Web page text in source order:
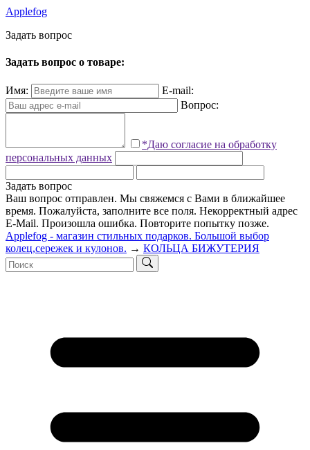
Applefog
Задать вопрос
Задать вопрос о товаре:
Имя:
E-mail:
Вопрос:
*Даю согласие на обработку
персональных данных
Задать вопрос
Ваш вопрос отправлен. Мы свяжемся с Вами в ближайшее
время. Пожалуйста, заполните все поля. Некорректный адрес
E-Mail. Произошла ошибка. Повторите попытку позже.
Applefog - магазин стильных подарков. Большой выбор
колец,сережек и кулонов. → КОЛЬЦА БИЖУТЕРИЯ